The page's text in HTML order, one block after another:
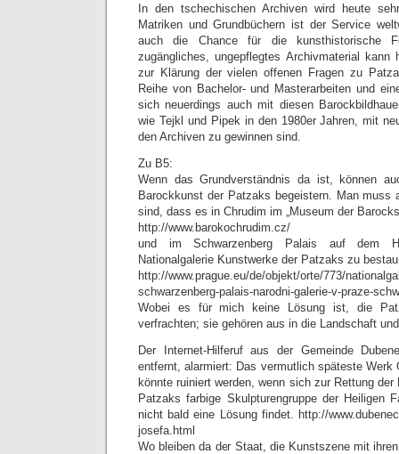
In den tschechischen Archiven wird heute
Matriken und Grundbüchern ist der Service
auch die Chance für die kunsthistorische
zugängliches, ungepflegtes Archivmaterial
zur Klärung der vielen offenen Fragen zu
Reihe von Bachelor- und Masterarbeiten und
sich neuerdings auch mit diesen
wie Tejkl und Pipek in den 1980er Jahren, mit
den Archiven zu gewinnen sind.
Zu B5:
Wenn das Grundverständnis da ist, können
Barockkunst der Patzaks begeistern. Man muss
sind, dass es in Chrudim im „Museum der
http://www.barokochrudim.cz/
und im Schwarzenberg Palais auf dem
Nationalgalerie Kunstwerke der Patzaks zu
http://www.prague.eu/de/objekt/orte/773/
schwarzenberg-palais-narodni-galerie-v-praze-
Wobei es für mich keine Lösung ist, die
verfrachten; sie gehören aus in die Landschaft
Der Internet-Hilferuf aus der Gemeinde
entfernt, alarmiert: Das vermutlich späteste Werk
könnte ruiniert werden, wenn sich zur Rettung
Patzaks farbige Skulpturengruppe der Heiligen
nicht bald eine Lösung findet. http://
josefa.html
Wo bleiben da der Staat, die Kunstszene mit